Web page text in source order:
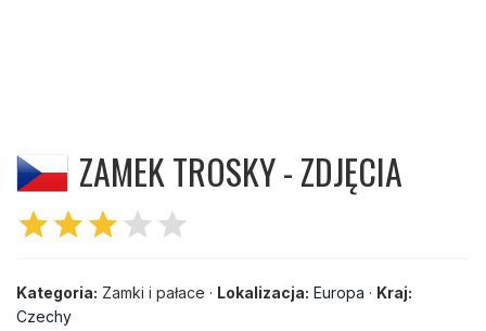
ZAMEK TROSKY - ZDJĘCIA
starstarstar star star
Kategoria: Zamki i pałace · Lokalizacja: Europa · Kraj:
Czechy